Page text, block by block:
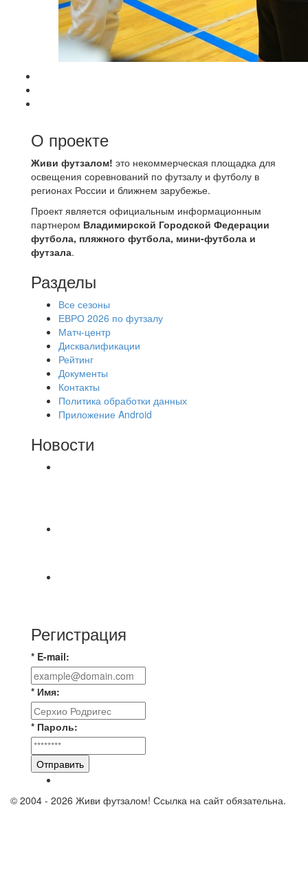
О проекте
Живи футзалом! это некоммерческая площадка для
освещения соревнований по футзалу и футболу в
регионах России и ближнем зарубежье.
Проект является официальным информационным
партнером Владимирской Городской Федерации
футбола, пляжного футбола, мини-футбола и
футзала.
Разделы
Все сезоны
ЕВРО 2026 по футзалу
Матч-центр
Дисквалификации
Рейтинг
Документы
Контакты
Политика обработки данных
Приложение Android
Новости
Регистрация
* E-mail:
* Имя:
* Пароль:
Отправить
© 2004 - 2026 Живи футзалом! Ссылка на сайт обязательна.